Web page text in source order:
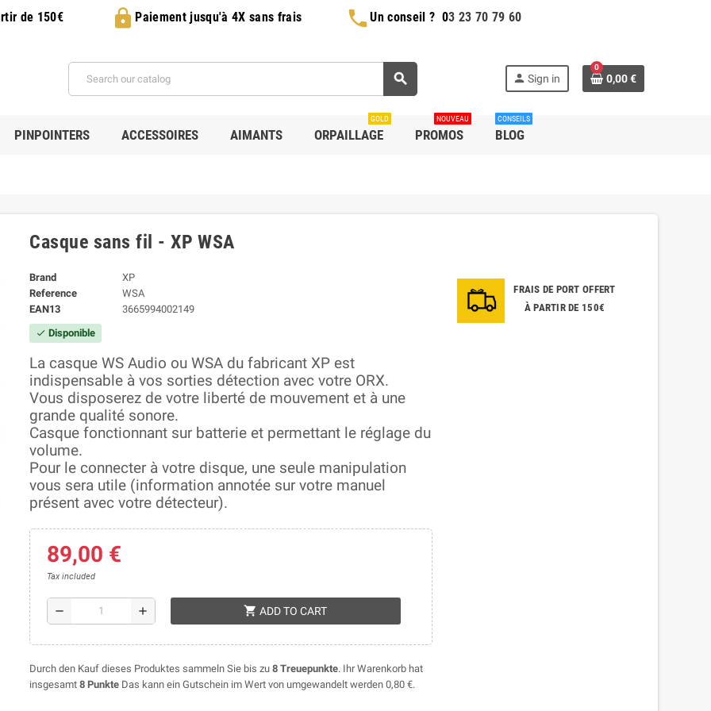
de 150€ lockPaiement jusqu'à 4X sans frais phoneUn conseil ? 03 23 70 79 60
search person Sign in
0
0,00 €
PINPOINTERS ACCESSOIRES AIMANTS ORPAILLAGE
GOLD
PROMOS
NOUVEAU
BLOG
CONSEILS
Casque sans fil - XP WSA
Brand
XP
Reference
WSA
EAN13
3665994002149
check Disponible
La casque WS Audio ou WSA du fabricant XP est
indispensable à vos sorties détection avec votre ORX.
Vous disposerez de votre liberté de mouvement et à une
grande qualité sonore.
Casque fonctionnant sur batterie et permettant le réglage du
volume.
Pour le connecter à votre disque, une seule manipulation
vous sera utile (information annotée sur votre manuel
présent avec votre détecteur).
89,00 €
Tax included
remove add shopping_cart ADD TO CART
Durch den Kauf dieses Produktes sammeln Sie bis zu8 Treuepunkte. Ihr Warenkorb hat
insgesamt8 Punkte Das kann ein Gutschein im Wert von umgewandelt werden0,80 €.
FRAIS DE PORT OFFERT
À PARTIR DE 150€